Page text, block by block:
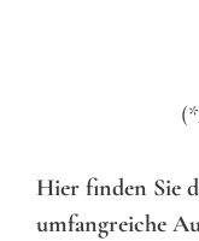
Hier finden Sie
umfangreiche